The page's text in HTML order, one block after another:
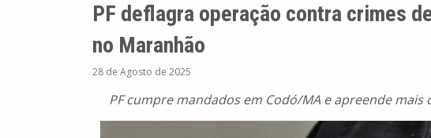
PF deflagra operação contra crimes
no Maranhão
28 de Agosto de 2025
PF cumpre mandados em Codó/MA e apreende